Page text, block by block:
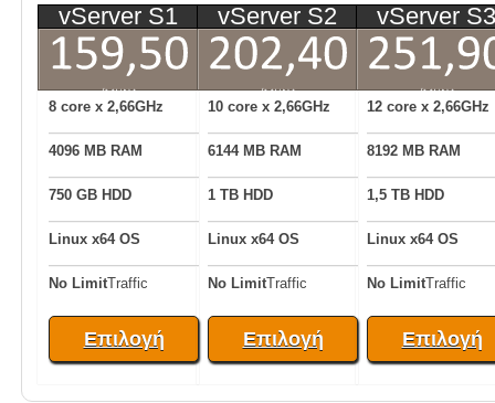
vServer S1
8 core x 2,66GHz
4096 MB RAM
750 GB HDD
Linux x64 OS
No LimitTraffic
Επιλογή
vServer S2
10 core x 2,66GHz
6144 MB RAM
1 TB HDD
Linux x64 OS
No LimitTraffic
Επιλογή
vServer S3
12 core x 2,66GHz
8192 MB RAM
1,5 TB HDD
Linux x64 OS
No LimitTraffic
Επιλογή